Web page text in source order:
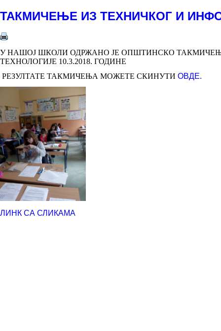
ТАКМИЧЕЊЕ ИЗ ТЕХНИЧКОГ И
У НАШОЈ ШКОЛИ ОДРЖАНО ЈЕ ОПШТИНСКО
ТЕХНОЛОГИЈЕ 10.3.2018. ГОДИНЕ
РЕЗУЛТАТЕ ТАКМИЧЕЊА МОЖЕТЕ СКИНУТИ ОВДЕ.
ЛИНК СА СЛИКАМА